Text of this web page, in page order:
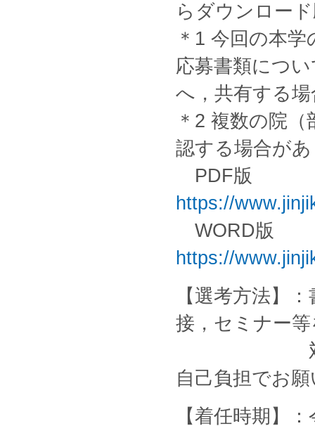
らダウンロー
＊1 今回の本
応募書類につ
へ，共有する
＊2 複数の院
認する場合が
PDF版
https://
WORD版
https://
【選考方法】
接，セミナー
対面で実
自己負担でお
【着任時期】